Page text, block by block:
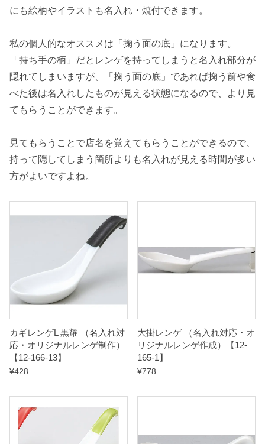
にも絵柄やイラストも名入れ・焼付できます。
私の個人的なオススメは「掬う面の底」になります。
「持ち手の柄」だとレンゲを持ってしまうと名入れ部分が
隠れてしまいますが、「掬う面の底」であれば掬う前や食
べた後は名入れしたものが見える状態になるので、より見
てもらうことができます。
見てもらうことで店名を覚えてもらうことができるので、
持って隠してしまう箇所よりも名入れが見える時間が多い
方がよいですよね。
カギレンゲL 黒耀 （名入れ対
応・オリジナルレンゲ制作）
【12-166-13】
¥428
大掛レンゲ （名入れ対応・オ
リジナルレンゲ作成）【12-
165-1】
¥778